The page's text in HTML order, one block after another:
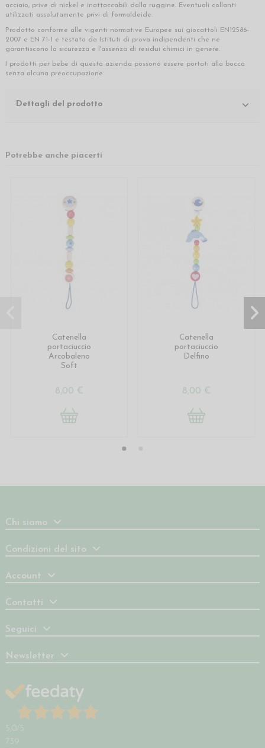
acciaio, prive di nickel e inattaccabili dalla ruggine. Eventuali collanti
utilizzati assolutamente privi di formaldeide.
Prodotto conforme alle vigenti normative Europee sui giocattoli EN12586-
2007 e EN 71-1 e testato da Istituti di prova indipendenti che ne
garantiscono la sicurezza e l'assenza di residui chimici in genere.
I prodotti per bebè di questa azienda possono essere portati alla bocca
senza alcuna preoccupazione.
Dettagli del prodotto
Potrebbe anche piacerti
Catenella
portaciuccio
Arcobaleno
Soft
8,00 €
Catenella
portaciuccio
Delfino
8,00 €
Chi siamo
Condizioni del sito
Account
Contatti
Seguici
Newsletter
5,0 /5
739